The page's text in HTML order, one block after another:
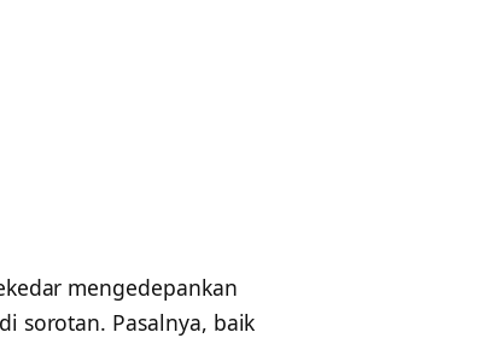
mengedepankan
sorotan. Pasalnya, baik